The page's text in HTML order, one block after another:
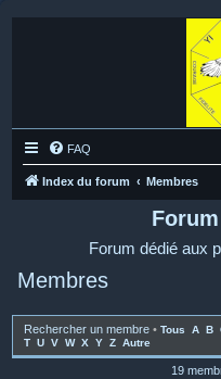
FAQ
Index du forum Membres
Forum dédié aux
Membres
Rechercher un membre • Tous A B
T U V W X Y Z Autre
19